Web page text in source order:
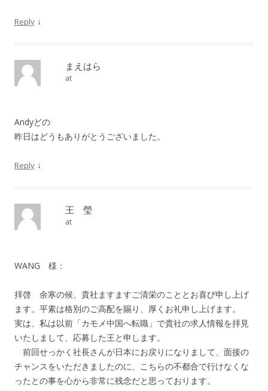
Reply ↓
まえはら
at
Andyどの
昨日はどうもありがとうございました。
Reply ↓
王 瑩
at
WANG 様：
拝啓 余寒の候、貴社ますますご清栄のこととお喜び申し上げ
ます。平素は格別のご高配を賜り、厚くお礼申し上げます。
実は、私は以前「カモメ中国へ転職」で貴社の求人情報を拝見
いたしまして、応募した王と申します。
前回せっかく社長さんが日本にお戻りになりまして、面接の
チャンスをいただきましたのに、こちらの不都合で行けなくな
ったとの事を心から非常に残念だと思っております。